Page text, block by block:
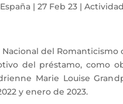
| 27 Feb 23 |
Nacional del
del préstamo, como
Marie Louise
y enero de 2023.